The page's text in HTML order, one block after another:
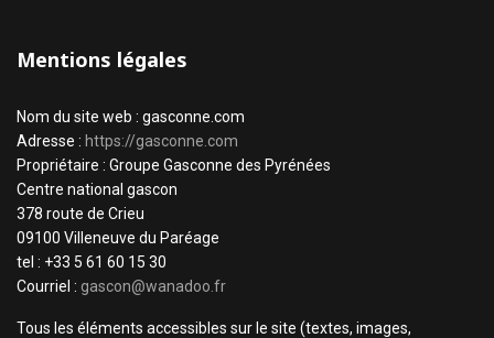
Mentions légales
Nom du site web : gasconne.com
Adresse : https://gasconne.com
Propriétaire : Groupe Gasconne des Pyrénées
Centre national gascon
378 route de Crieu
09100 Villeneuve du Paréage
tel : +33 5 61 60 15 30
Courriel : gascon@wanadoo.fr
Tous les éléments accessibles sur le site (textes, images,